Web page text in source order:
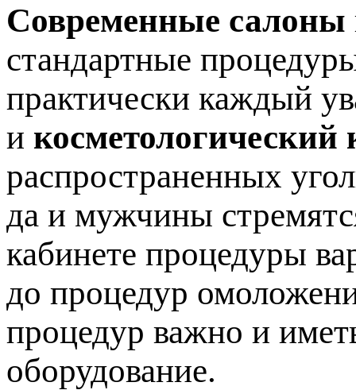
Современные салоны
стандартные
практически каждый
и косметологический
распространенных
да и мужчины
кабинете процедуры
до процедур
процедур важно и
оборудование.